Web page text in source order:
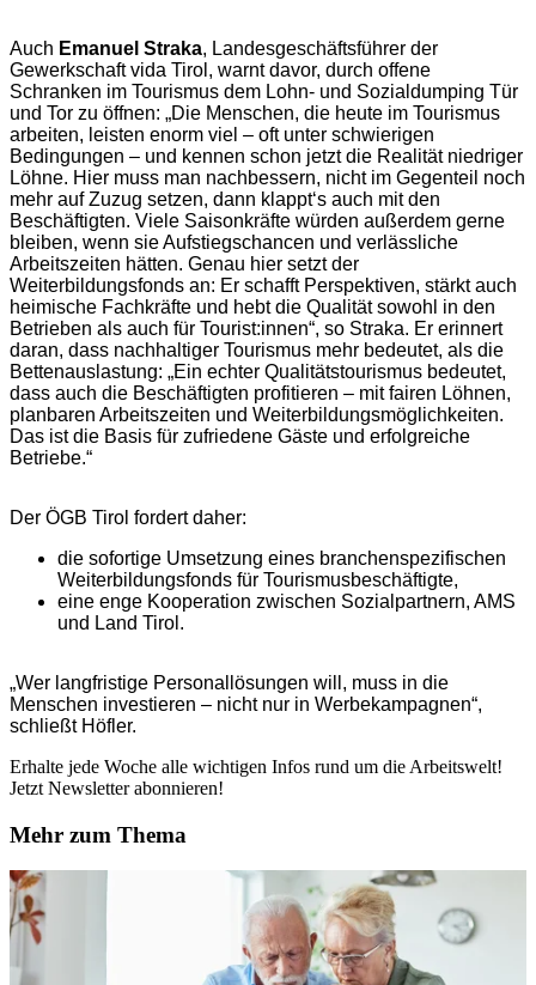
Auch Emanuel Straka, Landesgeschäftsführer der
Gewerkschaft vida Tirol, warnt davor, durch offene
Schranken im Tourismus dem Lohn- und Sozialdumping Tür
und Tor zu öffnen: „Die Menschen, die heute im Tourismus
arbeiten, leisten enorm viel – oft unter schwierigen
Bedingungen – und kennen schon jetzt die Realität niedriger
Löhne. Hier muss man nachbessern, nicht im Gegenteil noch
mehr auf Zuzug setzen, dann klappt‘s auch mit den
Beschäftigten. Viele Saisonkräfte würden außerdem gerne
bleiben, wenn sie Aufstiegschancen und verlässliche
Arbeitszeiten hätten. Genau hier setzt der
Weiterbildungsfonds an: Er schafft Perspektiven, stärkt auch
heimische Fachkräfte und hebt die Qualität sowohl in den
Betrieben als auch für Tourist:innen“, so Straka. Er erinnert
daran, dass nachhaltiger Tourismus mehr bedeutet, als die
Bettenauslastung: „Ein echter Qualitätstourismus bedeutet,
dass auch die Beschäftigten profitieren – mit fairen Löhnen,
planbaren Arbeitszeiten und Weiterbildungsmöglichkeiten.
Das ist die Basis für zufriedene Gäste und erfolgreiche
Betriebe.“
Der ÖGB Tirol fordert daher:
die sofortige Umsetzung eines branchenspezifischen
Weiterbildungsfonds für Tourismusbeschäftigte,
eine enge Kooperation zwischen Sozialpartnern, AMS
und Land Tirol.
„Wer langfristige Personallösungen will, muss in die
Menschen investieren – nicht nur in Werbekampagnen“,
schließt Höfler.
Erhalte jede Woche alle wichtigen Infos rund um die Arbeitswelt!
Jetzt Newsletter abonnieren!
Mehr zum Thema